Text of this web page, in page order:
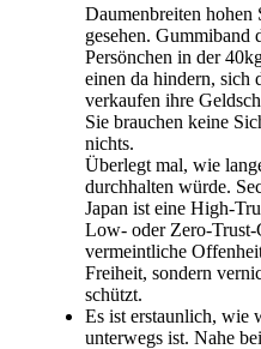
Daumenbreiten hohen
gesehen. Gummiband
Persönchen in der
einen da hindern, sich
verkaufen ihre
Sie brauchen keine
nichts.
Überlegt mal, wie
durchhalten würde.
Japan ist eine High-
Low- oder Zero-Trust-
vermeintliche
Freiheit, sondern
schützt.
Es ist erstaunlich, wie
unterwegs ist. Nahe